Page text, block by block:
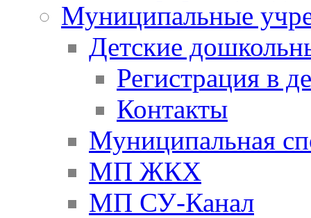
Муниципальные
Детские
Регистрация в
Контакты
Муниципальная
МП ЖКХ
МП СУ-Канал